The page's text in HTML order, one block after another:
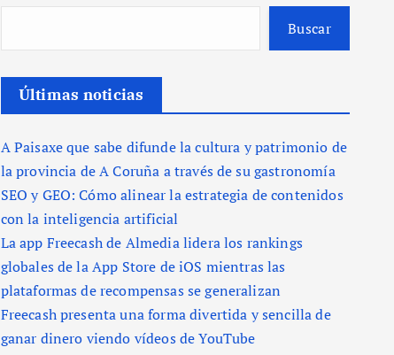
Buscar
Últimas noticias
A Paisaxe que sabe difunde la cultura y patrimonio de
la provincia de A Coruña a través de su gastronomía
SEO y GEO: Cómo alinear la estrategia de contenidos
con la inteligencia artificial
La app Freecash de Almedia lidera los rankings
globales de la App Store de iOS mientras las
plataformas de recompensas se generalizan
Freecash presenta una forma divertida y sencilla de
ganar dinero viendo vídeos de YouTube